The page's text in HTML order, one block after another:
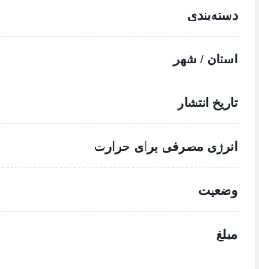
دسته‌بندی
استان / شهر
تاریخ انتشار
انرژی مصرفی برای حرارت
وضعیت
مبلغ